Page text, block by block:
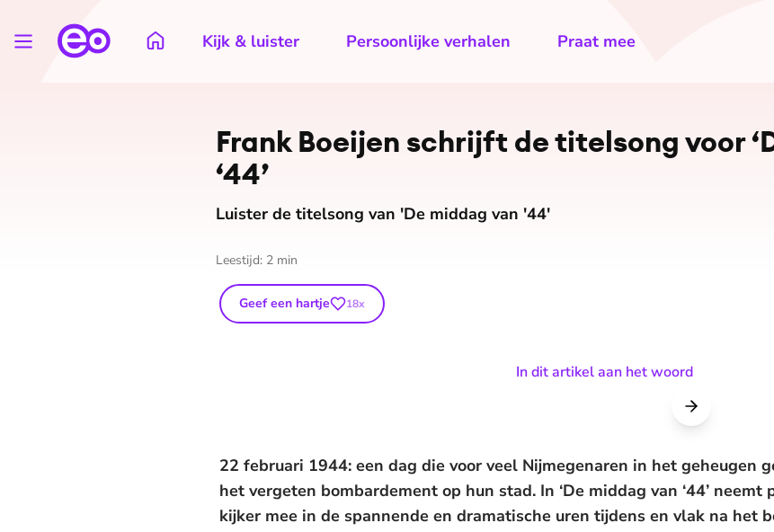
Kijk & luister Persoonlijke verhalen Praat mee
Frank Boeijen schrijft de titelsong voor
‘44’
Luister de titelsong van 'De middag van '44'
Leestijd: 2 min
Geef een hartje 18x
In dit artikel aan het woord
22 februari 1944: een dag die voor veel Nijmegenaren in het geheugen
het vergeten bombardement op hun stad. In ‘De middag van ‘44’
kijker mee in de spannende en dramatische uren tijdens en vlak na het